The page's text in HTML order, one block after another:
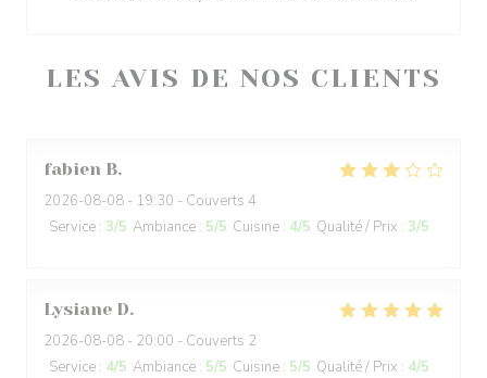
LES AVIS DE NOS CLIENTS
fabien B
2026-08-08 - 19:30 - Couverts 4
Service : 3/5 Ambiance : 5/5 Cuisine : 4/5 Qualité / Prix : 3/5
Lysiane D
2026-08-08 - 20:00 - Couverts 2
Service : 4/5 Ambiance : 5/5 Cuisine : 5/5 Qualité / Prix : 4/5